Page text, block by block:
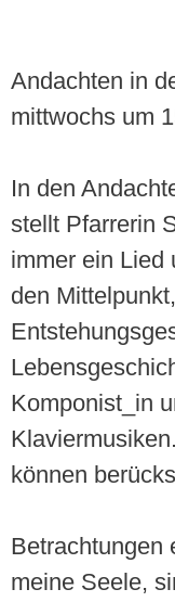
Andachten in
mittwochs um
In den
stellt Pfarrerin
immer ein Lied
den
Komponist_in
können
Betrachtungen
meine Seele,